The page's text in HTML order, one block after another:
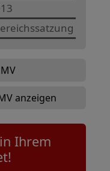
anzeigen
Ihrem